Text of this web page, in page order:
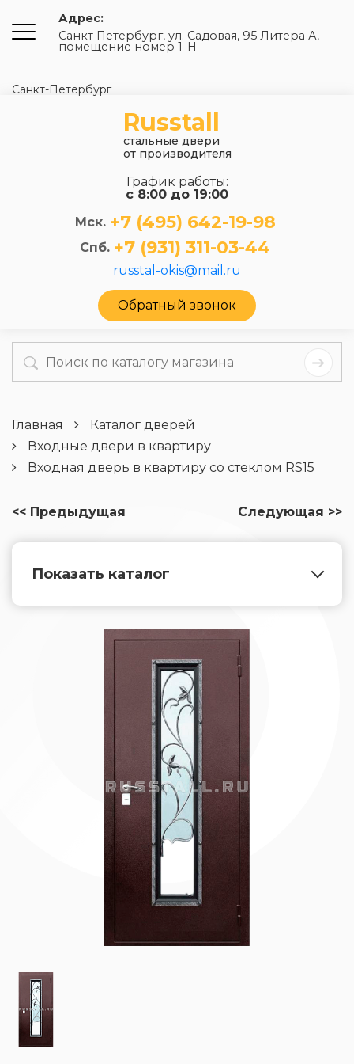
Адрес:
Санкт Петербург, ул. Садовая, 95 Литера А,
помещение номер 1-Н
Санкт-Петербург
Russtall
стальные двери
от производителя
График работы:
с 8:00 до 19:00
Мск. +7 (495) 642-19-98
Спб. +7 (931) 311-03-44
russtal-okis@mail.ru
Обратный звонок
Главная
Каталог дверей
Входные двери в квартиру
Входная дверь в квартиру со стеклом RS15
<< Предыдущая Следующая >>
Показать каталог